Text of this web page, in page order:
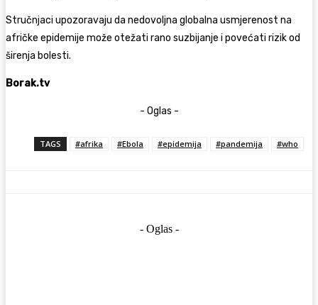
Stručnjaci upozoravaju da nedovoljna globalna usmjerenost na
afričke epidemije može otežati rano suzbijanje i povećati rizik od
širenja bolesti.
Borak.tv
- Oglas -
TAGS #afrika #Ebola #epidemija #pandemija #who
- Oglas -